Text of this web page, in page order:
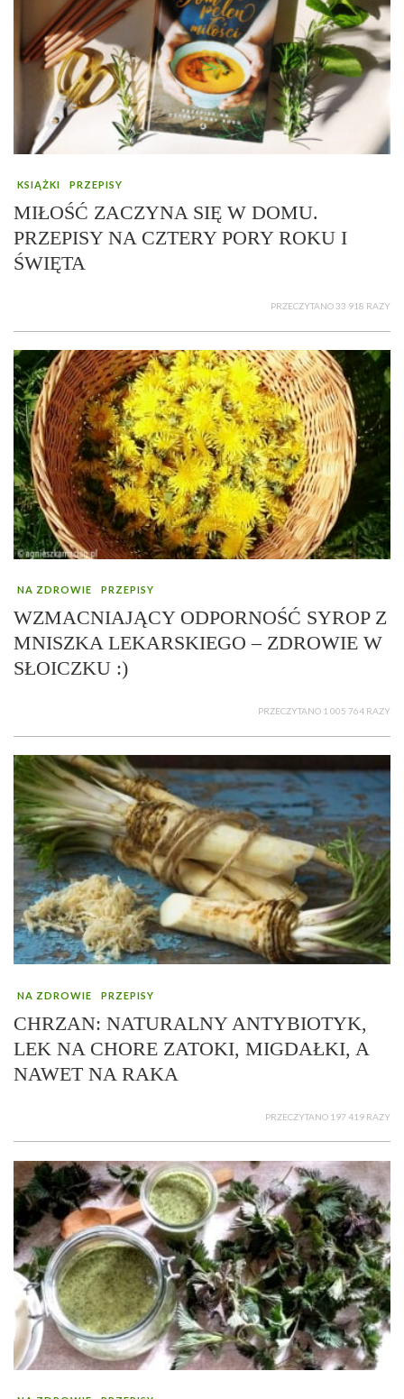
KSIĄŻKI PRZEPISY
MIŁOŚĆ ZACZYNA SIĘ W DOMU.
PRZEPISY NA CZTERY PORY ROKU I
ŚWIĘTA
PRZECZYTANO 33 918 RAZY
NA ZDROWIE PRZEPISY
WZMACNIAJĄCY ODPORNOŚĆ SYROP Z
MNISZKA LEKARSKIEGO – ZDROWIE W
SŁOICZKU :)
PRZECZYTANO 1 005 764 RAZY
NA ZDROWIE PRZEPISY
CHRZAN: NATURALNY ANTYBIOTYK,
LEK NA CHORE ZATOKI, MIGDAŁKI, A
NAWET NA RAKA
PRZECZYTANO 197 419 RAZY